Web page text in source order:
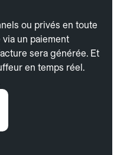
ou privés en toute
via un paiement
sera générée. Et
en temps réel.